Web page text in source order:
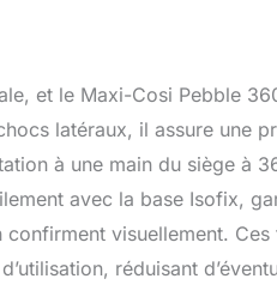
circulation de l’air HARNAIS
très rapidement et sans effort.
CONTRE LES CHOCS
auto Pebble 360 est doté de
latéraux, une innovation
CONFORT : grâce au réglage
tête, à l'insert baby-hugg
offre un confort
: comprenant une base
et le Maxi-Cosi Pebble
latéraux, il assure une
à une main du siège à
avec la base Isofix,
visuellement.
réduisant